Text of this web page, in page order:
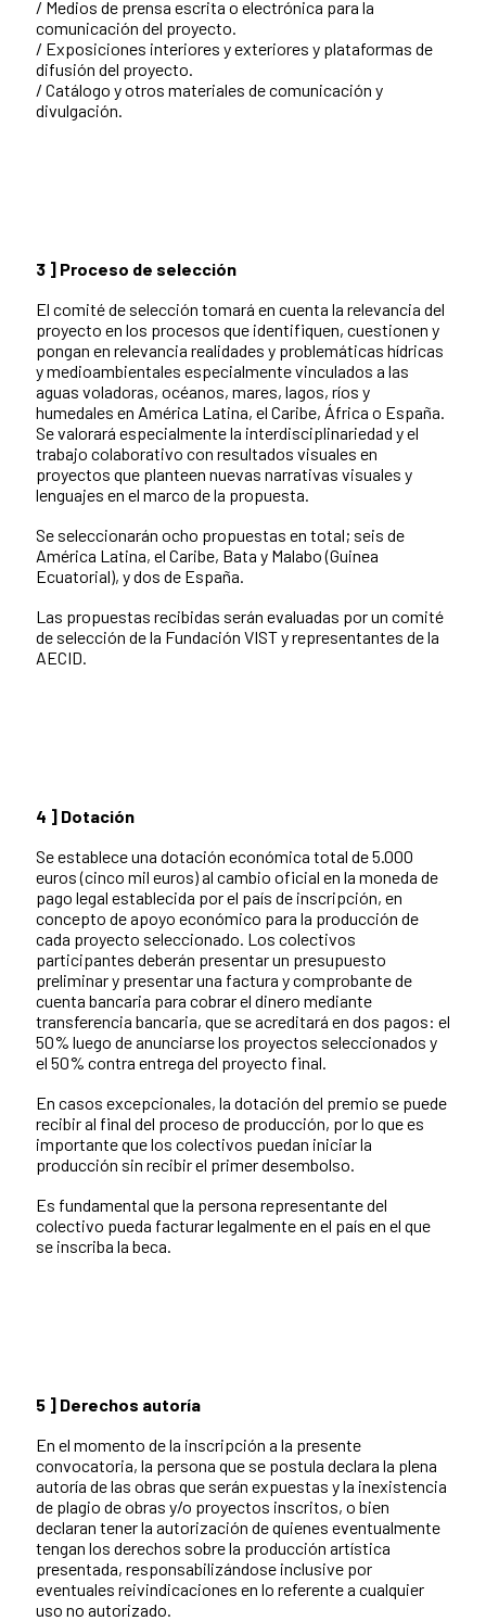
/ Medios de prensa escrita o electrónica para la
comunicación del proyecto.
/ Exposiciones interiores y exteriores y plataformas de
difusión del proyecto.
/ Catálogo y otros materiales de comunicación y
divulgación.
3 ] Proceso de selección
El comité de selección tomará en cuenta la relevancia del
proyecto en los procesos que identifiquen, cuestionen y
pongan en relevancia realidades y problemáticas hídricas
y medioambientales especialmente vinculados a las
aguas voladoras, océanos, mares, lagos, ríos y
humedales en América Latina, el Caribe, África o España.
Se valorará especialmente la interdisciplinariedad y el
trabajo colaborativo con resultados visuales en
proyectos que planteen nuevas narrativas visuales y
lenguajes en el marco de la propuesta.
Se seleccionarán ocho propuestas en total; seis de
América Latina, el Caribe, Bata y Malabo (Guinea
Ecuatorial), y dos de España.
Las propuestas recibidas serán evaluadas por un comité
de selección de la Fundación VIST y representantes de la
AECID.
4 ] Dotación
Se establece una dotación económica total de 5.000
euros (cinco mil euros) al cambio oficial en la moneda de
pago legal establecida por el país de inscripción, en
concepto de apoyo económico para la producción de
cada proyecto seleccionado. Los colectivos
participantes deberán presentar un presupuesto
preliminar y presentar una factura y comprobante de
cuenta bancaria para cobrar el dinero mediante
transferencia bancaria, que se acreditará en dos pagos: el
50% luego de anunciarse los proyectos seleccionados y
el 50% contra entrega del proyecto final.
En casos excepcionales, la dotación del premio se puede
recibir al final del proceso de producción, por lo que es
importante que los colectivos puedan iniciar la
producción sin recibir el primer desembolso.
Es fundamental que la persona representante del
colectivo pueda facturar legalmente en el país en el que
se inscriba la beca.
5 ] Derechos autoría
En el momento de la inscripción a la presente
convocatoria, la persona que se postula declara la plena
autoría de las obras que serán expuestas y la inexistencia
de plagio de obras y/o proyectos inscritos, o bien
declaran tener la autorización de quienes eventualmente
tengan los derechos sobre la producción artística
presentada, responsabilizándose inclusive por
eventuales reivindicaciones en lo referente a cualquier
uso no autorizado.